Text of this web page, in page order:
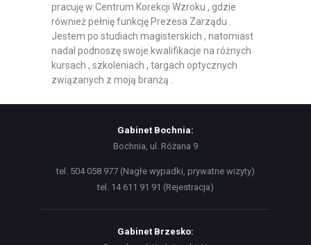
pracuję w Centrum Korekcji Wzroku , gdzie
również pełnię funkcję Prezesa Zarządu .
Jestem po studiach magisterskich , natomiast
nadal podnoszę swoje kwalifikacje na różnych
kursach , szkoleniach , targach optycznych
związanych z moją branżą .
Gabinet Bochnia:
Bochnia, ul. Różana 9
tel. 504 058 977 (Nagłe wypadki, prywatne wizyty)
tel. 14 611 91 91 (Rejestracja)
Gabinet Brzesko: